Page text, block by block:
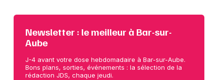
Newsletter : le meilleur à Bar-sur-
Aube
J-4 avant votre dose hebdomadaire à Bar-sur-Aube.
Bons plans, sorties, événements : la sélection de la
rédaction JDS, chaque jeudi.